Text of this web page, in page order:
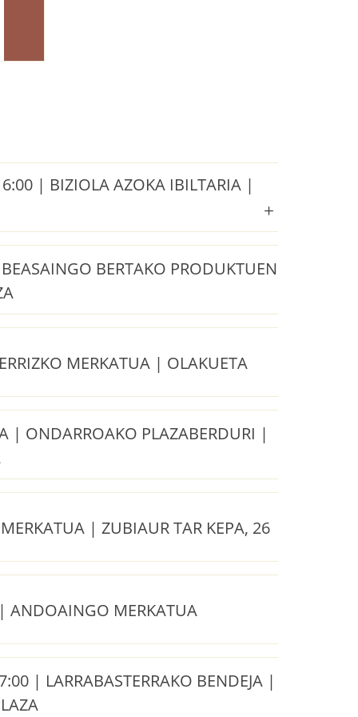
| BIZIOLA AZOKA IBILTARIA |
BERTAKO PRODUKTUEN
MERKATUA | OLAKUETA
| ONDARROAKO PLAZABERDURI |
| ZUBIAUR TAR KEPA, 26
MERKATUA
| LARRABASTERRAKO BENDEJA |